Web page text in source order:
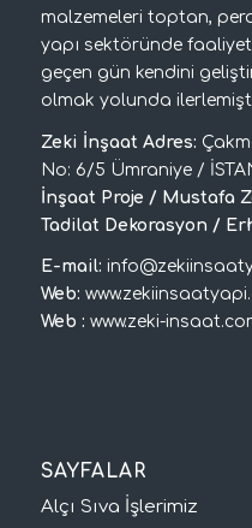
malzemeleri toptan,
yapı sektöründe
geçen gün kendini
olmak yolunda
Zeki İnşaat Adres:
No: 6/5 Ümraniye /
İnşaat Proje / Mustafa
Tadilat Dekorasyon /
E-mail:
Web:
Web : www.zeki-
SAYFALAR
Alçı Sıva İşlerimiz